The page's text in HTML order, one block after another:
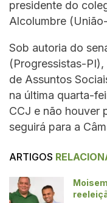
presidente do
Alcolumbre
Sob autoria do
(Progressistas-
de Assuntos
na última quarta-
CCJ e não houver
seguirá para a
ARTIGOS